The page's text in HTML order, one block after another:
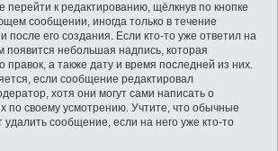
к редактированию, щёлкнув по кнопке
сообщении, иногда только в течение
после его создания. Если кто-то уже ответил на
небольшая надпись, которая
правок, а также дату и время последней из них.
если сообщение редактировал
хотя они могут сами написать о
по своему усмотрению. Учтите, что обычные
удалить сообщение, если на него уже кто-то